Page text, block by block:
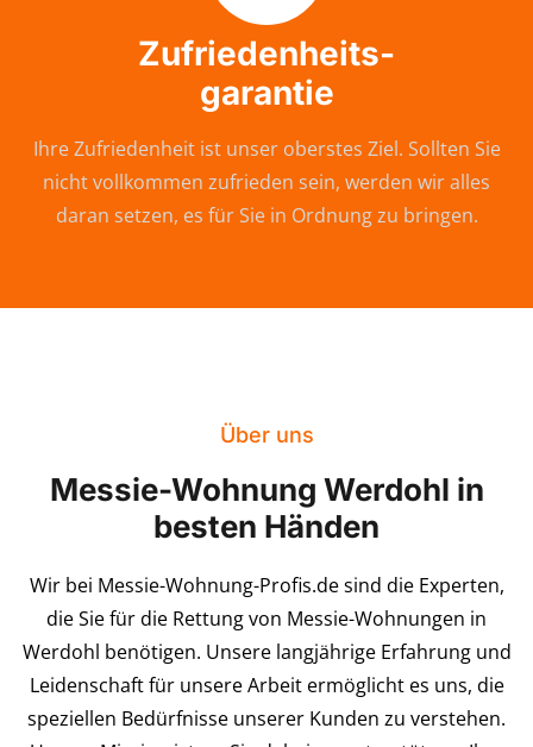
Zufriedenheits-
garantie
Ihre Zufriedenheit ist unser oberstes Ziel. Sollten Sie
nicht vollkommen zufrieden sein, werden wir alles
daran setzen, es für Sie in Ordnung zu bringen.
Über uns
Messie-Wohnung Werdohl in
besten Händen
Wir bei Messie-Wohnung-Profis.de sind die Experten,
die Sie für die Rettung von Messie-Wohnungen in
Werdohl benötigen. Unsere langjährige Erfahrung und
Leidenschaft für unsere Arbeit ermöglicht es uns, die
speziellen Bedürfnisse unserer Kunden zu verstehen.